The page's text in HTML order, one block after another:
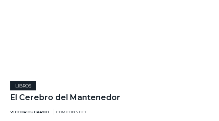
LIBROS
El Cerebro del Mantenedor
VICTOR BUCARDO CBM CONNECT